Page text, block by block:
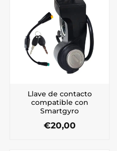
Llave de contacto
compatible con
Smartgyro
€20,00